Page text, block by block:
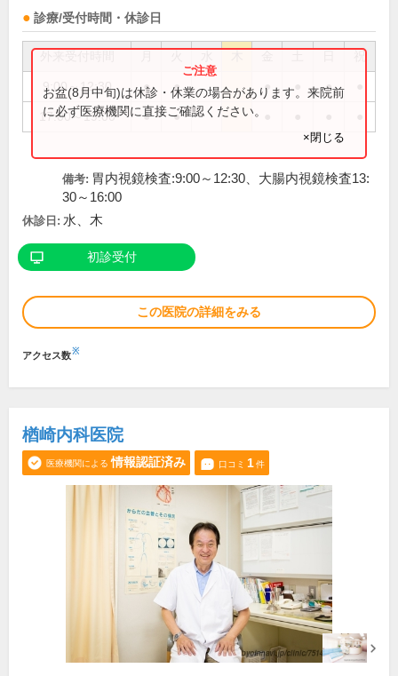
診療/受付時間・休診日
祝
9:00～12:30 ● ● ● ●
17:00～19:00 ● ●
お盆(8月中旬)は休診・休業の場合があります。来院前
に必ず医療機関に直接ご確認ください。
×閉じる
備考: 胃内視鏡検査:9:00～12:30、大腸内視鏡検査13:
30～16:00
休診日: 水、木
初診受付
この医院の詳細をみる
アクセス数※
楢崎内科医院
医療機関による 情報認証済み 口コミ 1件